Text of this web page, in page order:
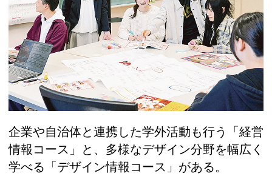
企業や自治体と連携した学外活動も行う「経営
情報コース」と、多様なデザイン分野を幅広く
学べる「デザイン情報コース」がある。